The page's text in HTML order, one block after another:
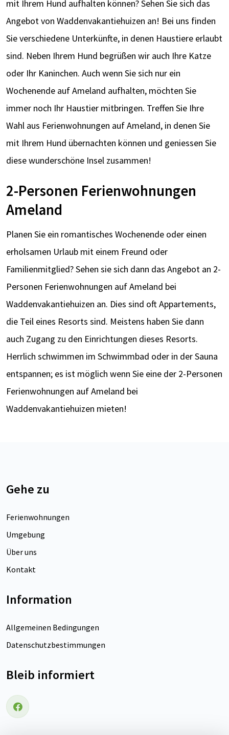
mit Ihrem Hund aufhalten können? Sehen Sie sich das
Angebot von Waddenvakantiehuizen an! Bei uns finden
Sie verschiedene Unterkünfte, in denen Haustiere erlaubt
sind. Neben Ihrem Hund begrüßen wir auch Ihre Katze
oder Ihr Kaninchen. Auch wenn Sie sich nur ein
Wochenende auf Ameland aufhalten, möchten Sie
immer noch Ihr Haustier mitbringen. Treffen Sie Ihre
Wahl aus Ferienwohnungen auf Ameland, in denen Sie
mit Ihrem Hund übernachten können und geniessen Sie
diese wunderschöne Insel zusammen!
2-Personen Ferienwohnungen
Ameland
Planen Sie ein romantisches Wochenende oder einen
erholsamen Urlaub mit einem Freund oder
Familienmitglied? Sehen sie sich dann das Angebot an 2-
Personen Ferienwohnungen auf Ameland bei
Waddenvakantiehuizen an. Dies sind oft Appartements,
die Teil eines Resorts sind. Meistens haben Sie dann
auch Zugang zu den Einrichtungen dieses Resorts.
Herrlich schwimmen im Schwimmbad oder in der Sauna
entspannen; es ist möglich wenn Sie eine der 2-Personen
Ferienwohnungen auf Ameland bei
Waddenvakantiehuizen mieten!
Gehe zu
Ferienwohnungen
Umgebung
Über uns
Kontakt
Information
Allgemeinen Bedingungen
Datenschutzbestimmungen
Bleib informiert
Folgen Sie uns auf Facebook